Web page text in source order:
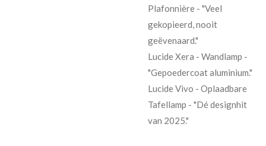
Plafonnière - "Veel
gekopieerd, nooit
geëvenaard."
Lucide Xera - Wandlamp -
"Gepoedercoat aluminium."
Lucide Vivo - Oplaadbare
Tafellamp - "Dé designhit
van 2025."